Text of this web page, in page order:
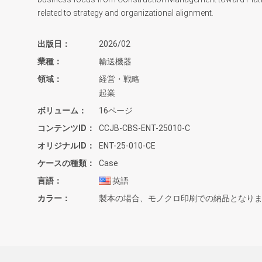
related to strategy and organizational alignment.
出版日
2026/02
業種
輸送機器
領域
経営・戦略
起業
ボリューム
16ページ
コンテンツID
CCJB-CBS-ENT-25010-C
オリジナルID
ENT-25-010-CE
ケースの種類
Case
言語
英語
カラー
製本の場合、モノクロ印刷での納品となり